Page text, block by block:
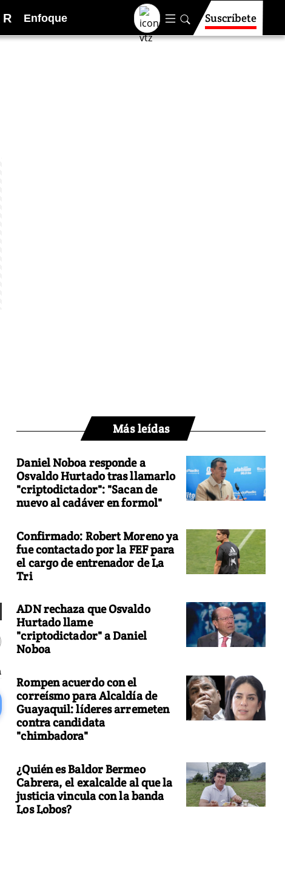
R Enfoque Suscríbete
Más leídas
Daniel Noboa responde a
Osvaldo Hurtado tras llamarlo
"criptodictador": "Sacan de
nuevo al cadáver en formol"
Confirmado: Robert Moreno ya
fue contactado por la FEF para
el cargo de entrenador de La
Tri
ADN rechaza que Osvaldo
Hurtado llame
"criptodictador" a Daniel
Noboa
Rompen acuerdo con el
correísmo para Alcaldía de
Guayaquil: líderes arremeten
contra candidata
"chimbadora"
¿Quién es Baldor Bermeo
Cabrera, el exalcalde al que la
justicia vincula con la banda
Los Lobos?